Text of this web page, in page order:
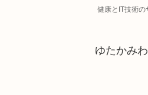
健康とIT技術の
ゆたかみわ